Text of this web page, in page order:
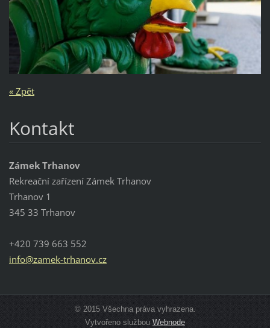
« Zpět
Kontakt
Zámek Trhanov
Rekreační zařízení Zámek Trhanov
Trhanov 1
345 33 Trhanov
+420 739 663 552
info@zamek-trhanov.cz
© 2015 Všechna práva vyhrazena.
Vytvořeno službouWebnode